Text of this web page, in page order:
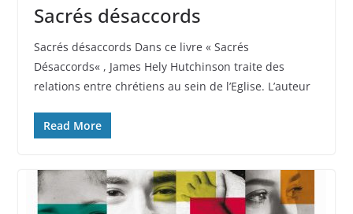
Sacrés désaccords
Sacrés désaccords Dans ce livre « Sacrés
Désaccords« , James Hely Hutchinson traite des
relations entre chrétiens au sein de l’Eglise. L’auteur
Read More